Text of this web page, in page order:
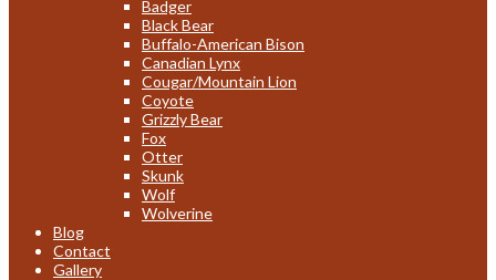
Badger
Black Bear
Buffalo-American Bison
Canadian Lynx
Cougar/Mountain Lion
Coyote
Grizzly Bear
Fox
Otter
Skunk
Wolf
Wolverine
Blog
Contact
Gallery